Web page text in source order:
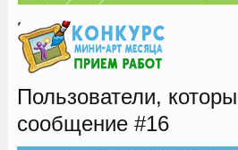
Пользователи,
сообщение #16